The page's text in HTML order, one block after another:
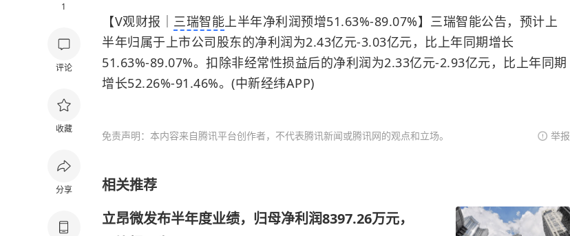
1
评论
收藏
分享
【V观财报｜ 三瑞智能上半年净利润预增51.63%-89.07%】三瑞智能公告，预计上
半年归属于上市公司股东的净利润为2.43亿元-3.03亿元，比上年同期增长
51.63%-89.07%。扣除非经常性损益后的净利润为2.33亿元-2.93亿元，比上年同期
增长52.26%-91.46%。(中新经纬APP)
免责声明：本内容来自腾讯平台创作者，不代表腾讯新闻或腾讯网的观点和立场。 举报
相关推荐
立昂微发布半年度业绩，归母净利润8397.26万元，